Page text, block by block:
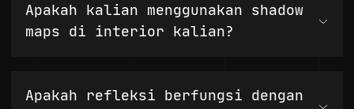
Apakah kalian menggunakan shadow
maps di interior kalian?
Apakah refleksi berfungsi dengan